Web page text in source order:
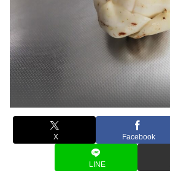
X Facebook
LINE